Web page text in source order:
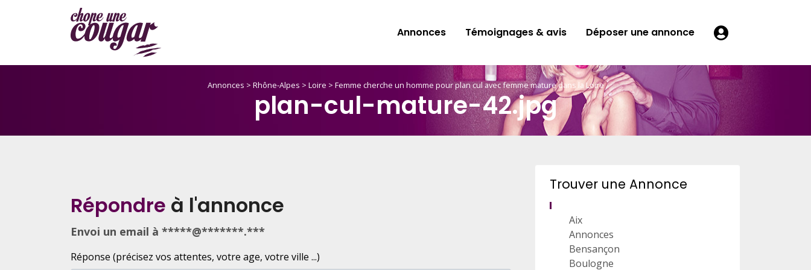
Annonces Témoignages & avis Déposer une annonce
Annonces > Rhône-Alpes > Loire > Femme cherche un homme pour plan cul avec femme mature dans la Loire
plan-cul-mature-42.jpg
Répondre à l'annonce
Envoi un email à *****@*******.***
Réponse (précisez vos attentes, votre age, votre ville ...)
Trouver une Annonce
Aix
Annonces
Bensançon
Boulogne